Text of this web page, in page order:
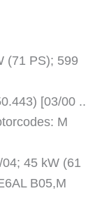
(71 PS); 599
[03/00 ..
M
45 kW (61
B05,M